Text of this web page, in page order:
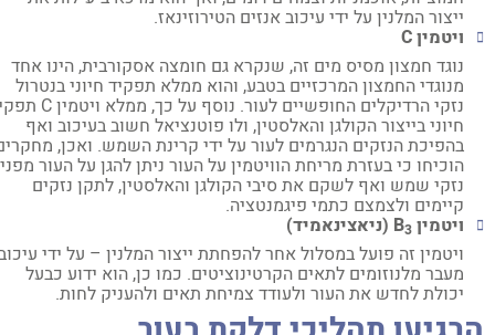
ייצור המלנין על ידי עיכוב אנזים הטירוזינאז.
ויטמיןC
נוגד חמצון מסיס מים זה, שנקרא גם חומצה אסקורבית, הינו אחד
מנוגדי החמצון המרכזיים בטבע, והוא ממלא תפקיד חיוני בנטרול
נזקי הרדיקלים החופשיים לעור. נוסף על כך, ממלא ויטמין C תפקיד
חיוני בייצור הקולגן והאלסטין, ולו פוטנציאל חשוב בעיכוב ואף
בהפיכת הנזקים הנגרמים לעור על ידי קרינת השמש. ואכן, מחקרים
הוכיחו כי בעזרת מריחת הוויטמין על העור ניתן להגן על העור מפני
נזקי שמש ואף לשקם את סיבי הקולגן והאלסטין, לתקן נזקים
קיימים ולצמצם כתמי פיגמנטציה.
ויטמין B3
(ניאצינאמיד)
ויטמין זה פועל במסלול אחר להפחתת ייצור המלנין – על ידי עיכוב
מעבר מלנוזומים לתאים הקרטינוציטים. כמו כן, הוא ידוע כבעל
יכולת לחדש את העור ולעודד צמיחת תאים ולהעניק לחות.